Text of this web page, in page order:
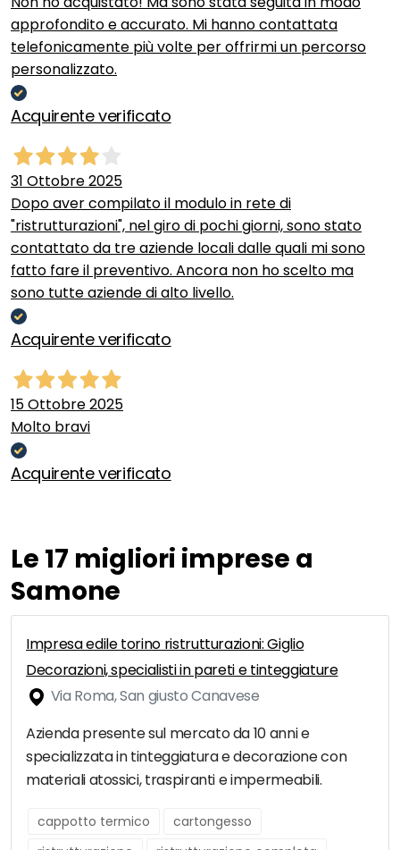
approfondito e accurato. Mi hanno contattata
telefonicamente più volte per offrirmi un percorso
personalizzato.
Acquirente verificato
31 Ottobre 2025
Dopo aver compilato il modulo in rete di
"ristrutturazioni", nel giro di pochi giorni, sono stato
contattato da tre aziende locali dalle quali mi sono
fatto fare il preventivo. Ancora non ho scelto ma
sono tutte aziende di alto livello.
Acquirente verificato
15 Ottobre 2025
Molto bravi
Acquirente verificato
Le 17 migliori imprese a
Samone
Impresa edile torino ristrutturazioni: Giglio
Decorazioni, specialisti in pareti e tinteggiature
Via Roma, San giusto Canavese
Azienda presente sul mercato da 10 anni e
specializzata in tinteggiatura e decorazione con
materiali atossici, traspiranti e impermeabili.
cappotto termico
cartongesso